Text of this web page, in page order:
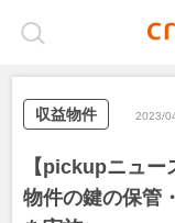
収益物件 2023/
【pickupニュ
物件の鍵の保管